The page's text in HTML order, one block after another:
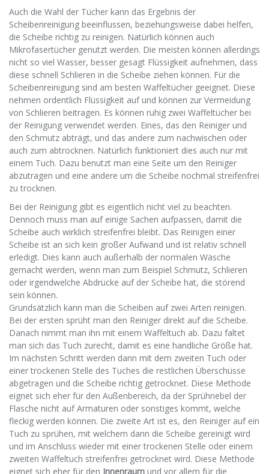
Auch die Wahl der Tücher kann das Ergebnis der
Scheibenreinigung beeinflussen, beziehungsweise dabei helfen,
die Scheibe richtig zu reinigen. Natürlich können auch
Mikrofasertücher genutzt werden. Die meisten können allerdings
nicht so viel Wasser, besser gesagt Flüssigkeit aufnehmen, dass
diese schnell Schlieren in die Scheibe ziehen können. Für die
Scheibenreinigung sind am besten Waffeltücher geeignet. Diese
nehmen ordentlich Flüssigkeit auf und können zur Vermeidung
von Schlieren beitragen. Es können ruhig zwei Waffeltücher bei
der Reinigung verwendet werden. Eines, das den Reiniger und
den Schmutz abträgt, und das andere zum nachwischen oder
auch zum abtrocknen. Natürlich funktioniert dies auch nur mit
einem Tuch. Dazu benutzt man eine Seite um den Reiniger
abzutragen und eine andere um die Scheibe nochmal streifenfrei
zu trocknen.
Bei der Reinigung gibt es eigentlich nicht viel zu beachten.
Dennoch muss man auf einige Sachen aufpassen, damit die
Scheibe auch wirklich streifenfrei bleibt. Das Reinigen einer
Scheibe ist an sich kein großer Aufwand und ist relativ schnell
erledigt. Dies kann auch außerhalb der normalen Wäsche
gemacht werden, wenn man zum Beispiel Schmutz, Schlieren
oder irgendwelche Abdrücke auf der Scheibe hat, die störend
sein können.
Grundsätzlich kann man die Scheiben auf zwei Arten reinigen.
Bei der ersten sprüht man den Reiniger direkt auf die Scheibe.
Danach nimmt man ihn mit einem Waffeltuch ab. Dazu faltet
man sich das Tuch zurecht, damit es eine handliche Größe hat.
Im nächsten Schritt werden dann mit dem zweiten Tuch oder
einer trockenen Stelle des Tuches die restlichen Überschüsse
abgetragen und die Scheibe richtig getrocknet. Diese Methode
eignet sich eher für den Außenbereich, da der Sprühnebel der
Flasche nicht auf Armaturen oder sonstiges kommt, welche
fleckig werden können. Die zweite Art ist es, den Reiniger auf ein
Tuch zu sprühen, mit welchem dann die Scheibe gereinigt wird
und im Anschluss wieder mit einer trockenen Stelle oder einem
zweiten Waffeltuch streifenfrei getrocknet wird. Diese Methode
eignet sich eher für den Innenraum und vor allem für die